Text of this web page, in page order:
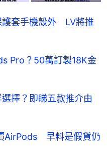
護套手機殼外 LV將推
Pro？50萬訂製18K金
擇？即睇五款推介由
AirPods 早料是假貨仍